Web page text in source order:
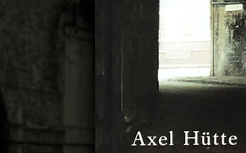
plakat
projekt